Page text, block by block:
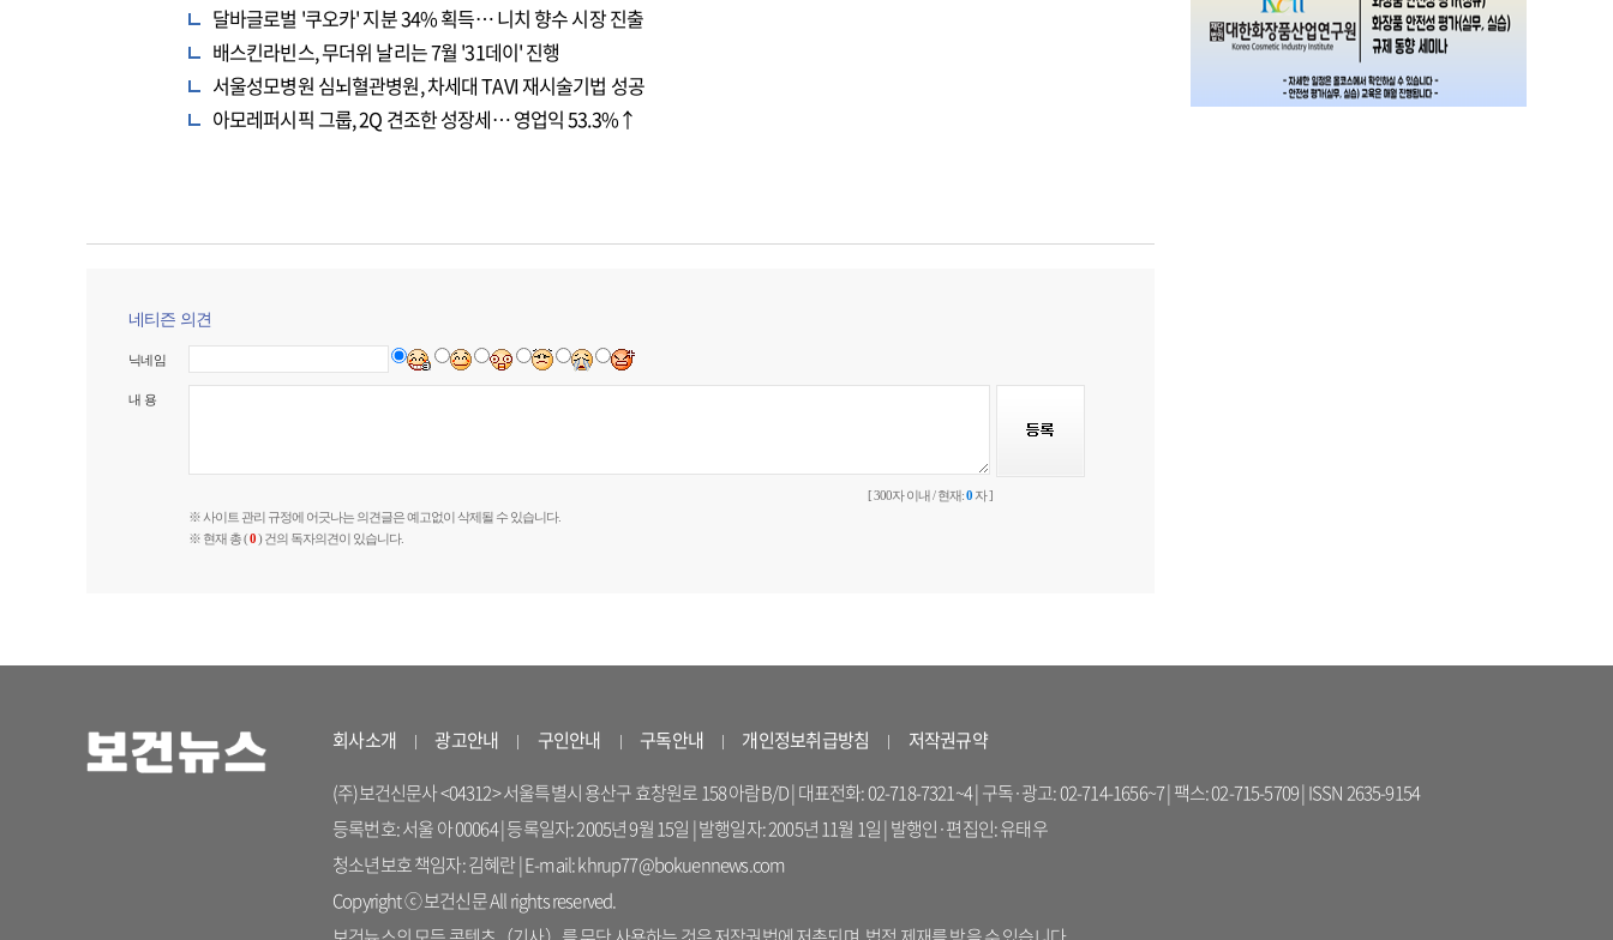
달바글로벌 '쿠오카' 지분 34% 획득… 니치 향수 시장 진출
배스킨라빈스, 무더위 날리는 7월 '31데이' 진행
서울성모병원 심뇌혈관병원, 차세대 TAVI 재시술기법 성공
아모레퍼시픽 그룹, 2Q 견조한 성장세… 영업익 53.3%↑
네티즌 의견
닉네임
내 용
[ 300자 이내 / 현재:0 자 ]
※ 사이트 관리 규정에 어긋나는 의견글은 예고없이 삭제될 수 있습니다.
※ 현재 총 (0) 건의 독자의견이 있습니다.
회사소개 광고안내 구인안내 구독안내 개인정보취급방침
저작권규약
(주)보건신문사 <04312> 서울특별시 용산구 효창원로 158 아람B/D | 대표전화: 02-718-7321~4 | 구독·광고: 02-714-1656~7 | 팩스: 02-715-5709 | ISSN 2635-9154
등록번호: 서울 아 00064 | 등록일자: 2005년 9월 15일 | 발행일자: 2005년 11월 1일 | 발행인·편집인: 유태우
청소년보호 책임자: 김혜란 | E-mail: khrup77@bokuennews.com
Copyright ⓒ 보건신문 All rights reserved.